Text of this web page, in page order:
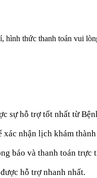
thức thanh toán vui
sự hỗ trợ tốt nhất từ
xác nhận lịch khám
báo và thanh toán trực
hỗ trợ nhanh nhất.